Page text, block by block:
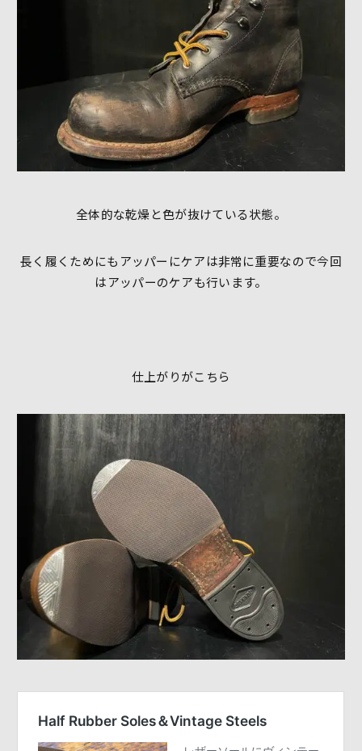
全体的な乾燥と色が抜けている状態。
長く履くためにもアッパーにケアは非常に重要なので今回
はアッパーのケアも行います。
仕上がりがこちら